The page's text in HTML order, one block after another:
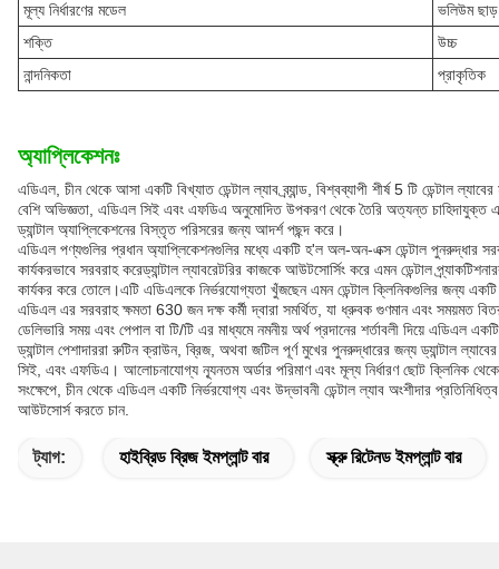
মূল্য নির্ধারণের মডেল
ভলিউম
শক্তি
উচ্চ
নান্দনিকতা
প্রাকৃতিক
অ্যাপ্লিকেশনঃ
এডিএল, চীন থেকে আসা একটি বিখ্যাত ডেন্টাল ল্যাব ব্র্যান্ড, বিশ্বব্যাপী শীর্ষ 5 টি ডেন্টাল
বেশি অভিজ্ঞতা, এডিএল সিই এবং এফডিএ অনুমোদিত উপকরণ থেকে তৈরি অত্যন্ত চাহিদাযুক্ত
ড্যান্টাল অ্যাপ্লিকেশনের বিস্তৃত পরিসরের জন্য আদর্শ পছন্দ করে।
এডিএল পণ্যগুলির প্রধান অ্যাপ্লিকেশনগুলির মধ্যে একটি হ'ল অল-অন-এক্স ডেন্টাল পুনরুদ্ধার
কার্যকরভাবে সরবরাহ করেড্যান্টাল ল্যাবরেটরির কাজকে আউটসোর্সিং করে এমন ডেন্টাল
কার্যকর করে তোলে।এটি এডিএলকে নির্ভরযোগ্যতা খুঁজছেন এমন ডেন্টাল ক্লিনিকগুলির জন্য
এডিএল এর সরবরাহ ক্ষমতা 630 জন দক্ষ কর্মী দ্বারা সমর্থিত, যা ধ্রুবক গুণমান এবং সময়মত
ডেলিভারি সময় এবং পেপাল বা টি/টি এর মাধ্যমে নমনীয় অর্থ প্রদানের শর্তাবলী দিয়ে এডিএল
ড্যান্টাল পেশাদাররা রুটিন ক্রাউন, ব্রিজ, অথবা জটিল পূর্ণ মুখের পুনরুদ্ধারের জন্য
সিই, এবং এফডিএ। আলোচনাযোগ্য ন্যূনতম অর্ডার পরিমাণ এবং মূল্য নির্ধারণ ছোট ক্লিনিক
সংক্ষেপে, চীন থেকে এডিএল একটি নির্ভরযোগ্য এবং উদ্ভাবনী ডেন্টাল ল্যাব অংশীদার
আউটসোর্স করতে চান.
ট্যাগ: হাইব্রিড ব্রিজ ইমপ্লান্ট বার স্ক্রু রিটেনড ইমপ্লান্ট বার